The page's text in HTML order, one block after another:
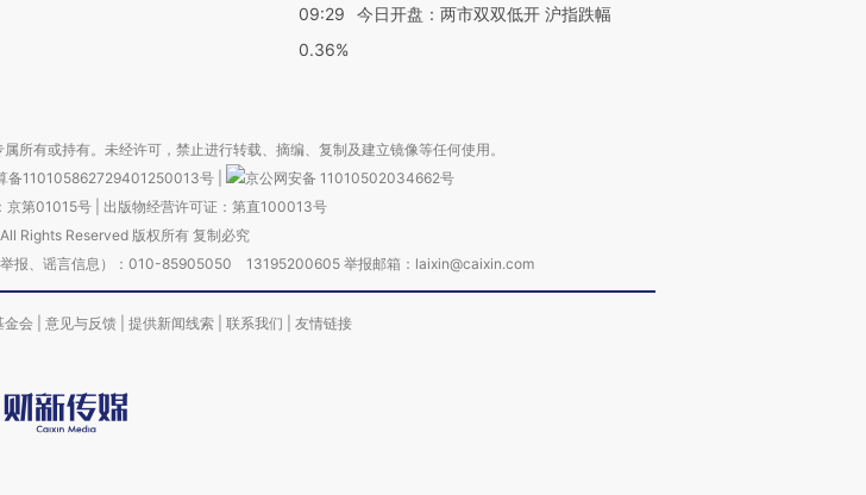
09:29
今日开盘：两市双双低开 沪指跌幅
0.36%
所有或持有。未经许可，禁止进行转载、摘编、复制及建立镜像等任何使用。
备110105862729401250013号
京公网安备 11010502034662号
京第01015号| 出版物经营许可证：第直100013号
Rights Reserved 版权所有 复制必究
举报、谣言信息）：010-85905050 13195200605 举报邮箱：laixin@caixin.com
金会 意见与反馈 提供新闻线索 联系我们 友情链接